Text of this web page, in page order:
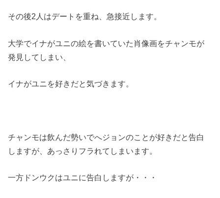
その後2人はデートを重ね、急接近します。
大学でイナがユニの絵を書いていた肖像画をチャンモが
発見してしまい、
イナがユニを好きだと気づきます。
チャンモは飲んだ勢いでへジョンのことが好きだと告白
しますが、あっさりフラれてしまいます。
一方ドンウクはユニに告白しますが・・・